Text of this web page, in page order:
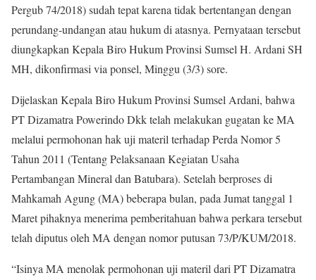
Pergub 74/2018) sudah tepat karena tidak bertentangan dengan
perundang-undangan atau hukum di atasnya. Pernyataan tersebut
diungkapkan Kepala Biro Hukum Provinsi Sumsel H. Ardani SH
MH, dikonfirmasi via ponsel, Minggu (3/3) sore.
Dijelaskan Kepala Biro Hukum Provinsi Sumsel Ardani, bahwa
PT Dizamatra Powerindo Dkk telah melakukan gugatan ke MA
melalui permohonan hak uji materil terhadap Perda Nomor 5
Tahun 2011 (Tentang Pelaksanaan Kegiatan Usaha
Pertambangan Mineral dan Batubara). Setelah berproses di
Mahkamah Agung (MA) beberapa bulan, pada Jumat tanggal 1
Maret pihaknya menerima pemberitahuan bahwa perkara tersebut
telah diputus oleh MA dengan nomor putusan 73/P/KUM/2018.
“Isinya MA menolak permohonan uji materil dari PT Dizamatra